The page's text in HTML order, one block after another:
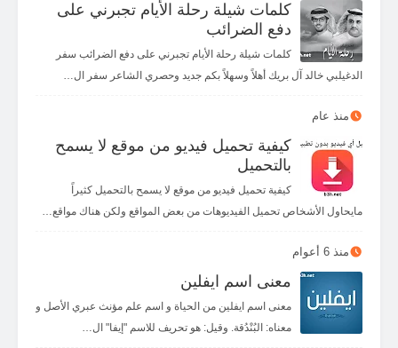
كلمات شيلة رحلة الأيام تجبرني على
دفع الضرائب
كلمات شيلة رحلة الأيام تجبرني على دفع الضرائب سفر
الدغيلبي خالد آل بريك أهلاً وسهلاً بكم جديد وحصري الشاعر سفر ال…
منذ عام
كيفية تحميل فيديو من موقع لا يسمح
بالتحميل
كيفية تحميل فيديو من موقع لا يسمح بالتحميل كثيراً
مايحاول الأشخاص تحميل الفيديوهات من بعض المواقع ولكن هناك مواقع…
منذ 6 أعوام
معنى اسم ايفلين
معنى اسم ايفلين من الحياة و اسم علم مؤنث عبري الأصل و
معناه: البُنْدُقة. وقيل: هو تحريف للاسم "إيفا" ال…